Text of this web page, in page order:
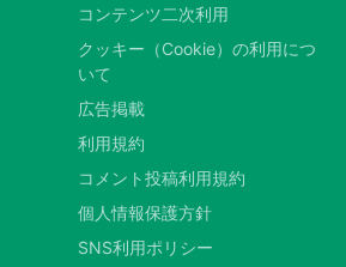
コンテンツ二次利用
クッキー（Cookie）の利用につ
いて
広告掲載
利用規約
コメント投稿利用規約
個人情報保護方針
SNS利用ポリシー